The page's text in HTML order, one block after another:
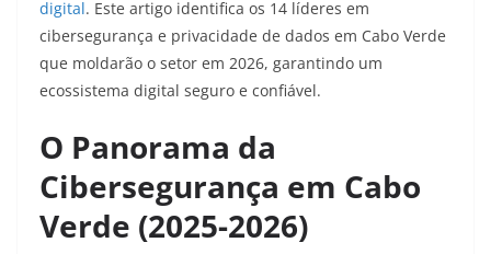
digital. Este artigo identifica os 14 líderes em
cibersegurança e privacidade de dados em Cabo Verde
que moldarão o setor em 2026, garantindo um
ecossistema digital seguro e confiável.
O Panorama da
Cibersegurança em Cabo
Verde (2025-2026)